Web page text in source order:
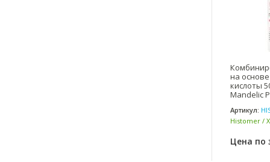
на
кислоты
Mandelic
Артикул:
Histomer /
Цена по